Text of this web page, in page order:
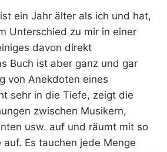
ein Jahr älter als ich und hat,
Unterschied zu mir in einer
davon direkt
Buch ist aber ganz und gar
von Anekdoten eines
sehr in die Tiefe, zeigt die
zwischen Musikern,
usw. auf und räumt mit so
Es tauchen jede Menge